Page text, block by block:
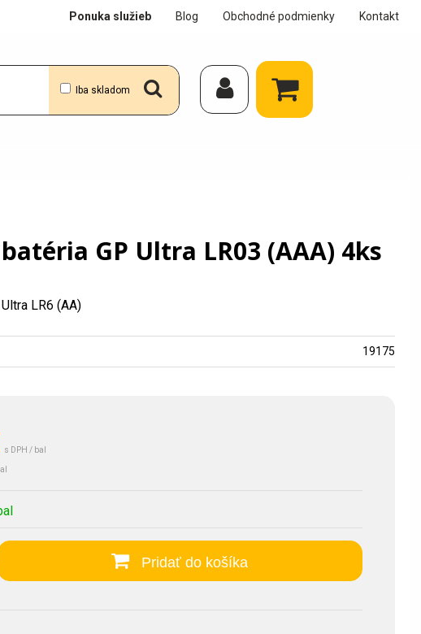
Iba skladom
Ponuka služieb Blog Obchodné podmienky Kontakt
GP Ultra LR03 (AAA) 4ks
s DPH / bal
Pridať do košíka
LR6 (AA)
19175